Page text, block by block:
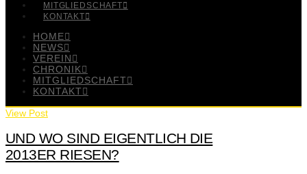
MITGLIEDSCHAFT
KONTAKT
HOME
NEWS
VEREIN
CHRONIK
MITGLIEDSCHAFT
KONTAKT
View Post
UND WO SIND EIGENTLICH DIE
2013ER RIESEN?